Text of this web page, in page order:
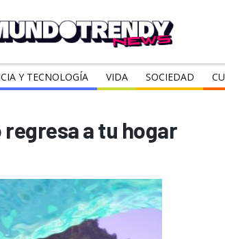
Y TECNOLOGÍA VIDA SOCIEDAD
regresa a tu hogar